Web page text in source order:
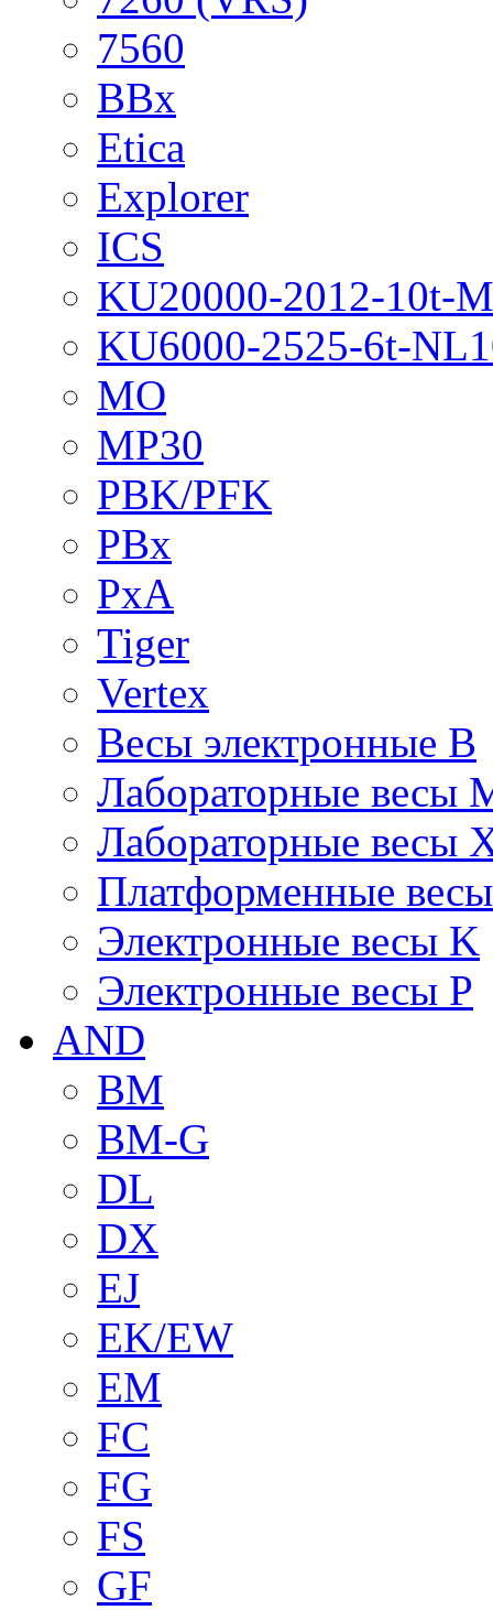
7560
BBx
Etica
Explorer
ICS
KU20000-2012-10t-
KU6000-2525-6t-
MO
MP30
PBK/PFK
PBx
PxA
Tiger
Vertex
Весы электронные B
Лабораторные весы
Лабораторные весы
Платформенные
Электронные весы K
Электронные весы P
AND
BM
BM-G
DL
DX
EJ
EK/EW
EM
FC
FG
FS
GF